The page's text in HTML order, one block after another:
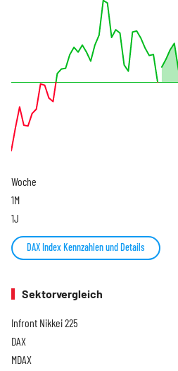
Woche
1M
1J
DAX Index Kennzahlen und Details
Sektorvergleich
Infront Nikkei 225
DAX
MDAX